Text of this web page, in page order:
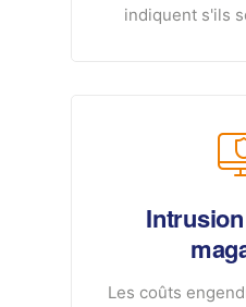
indiquent s'ils
Les coûts